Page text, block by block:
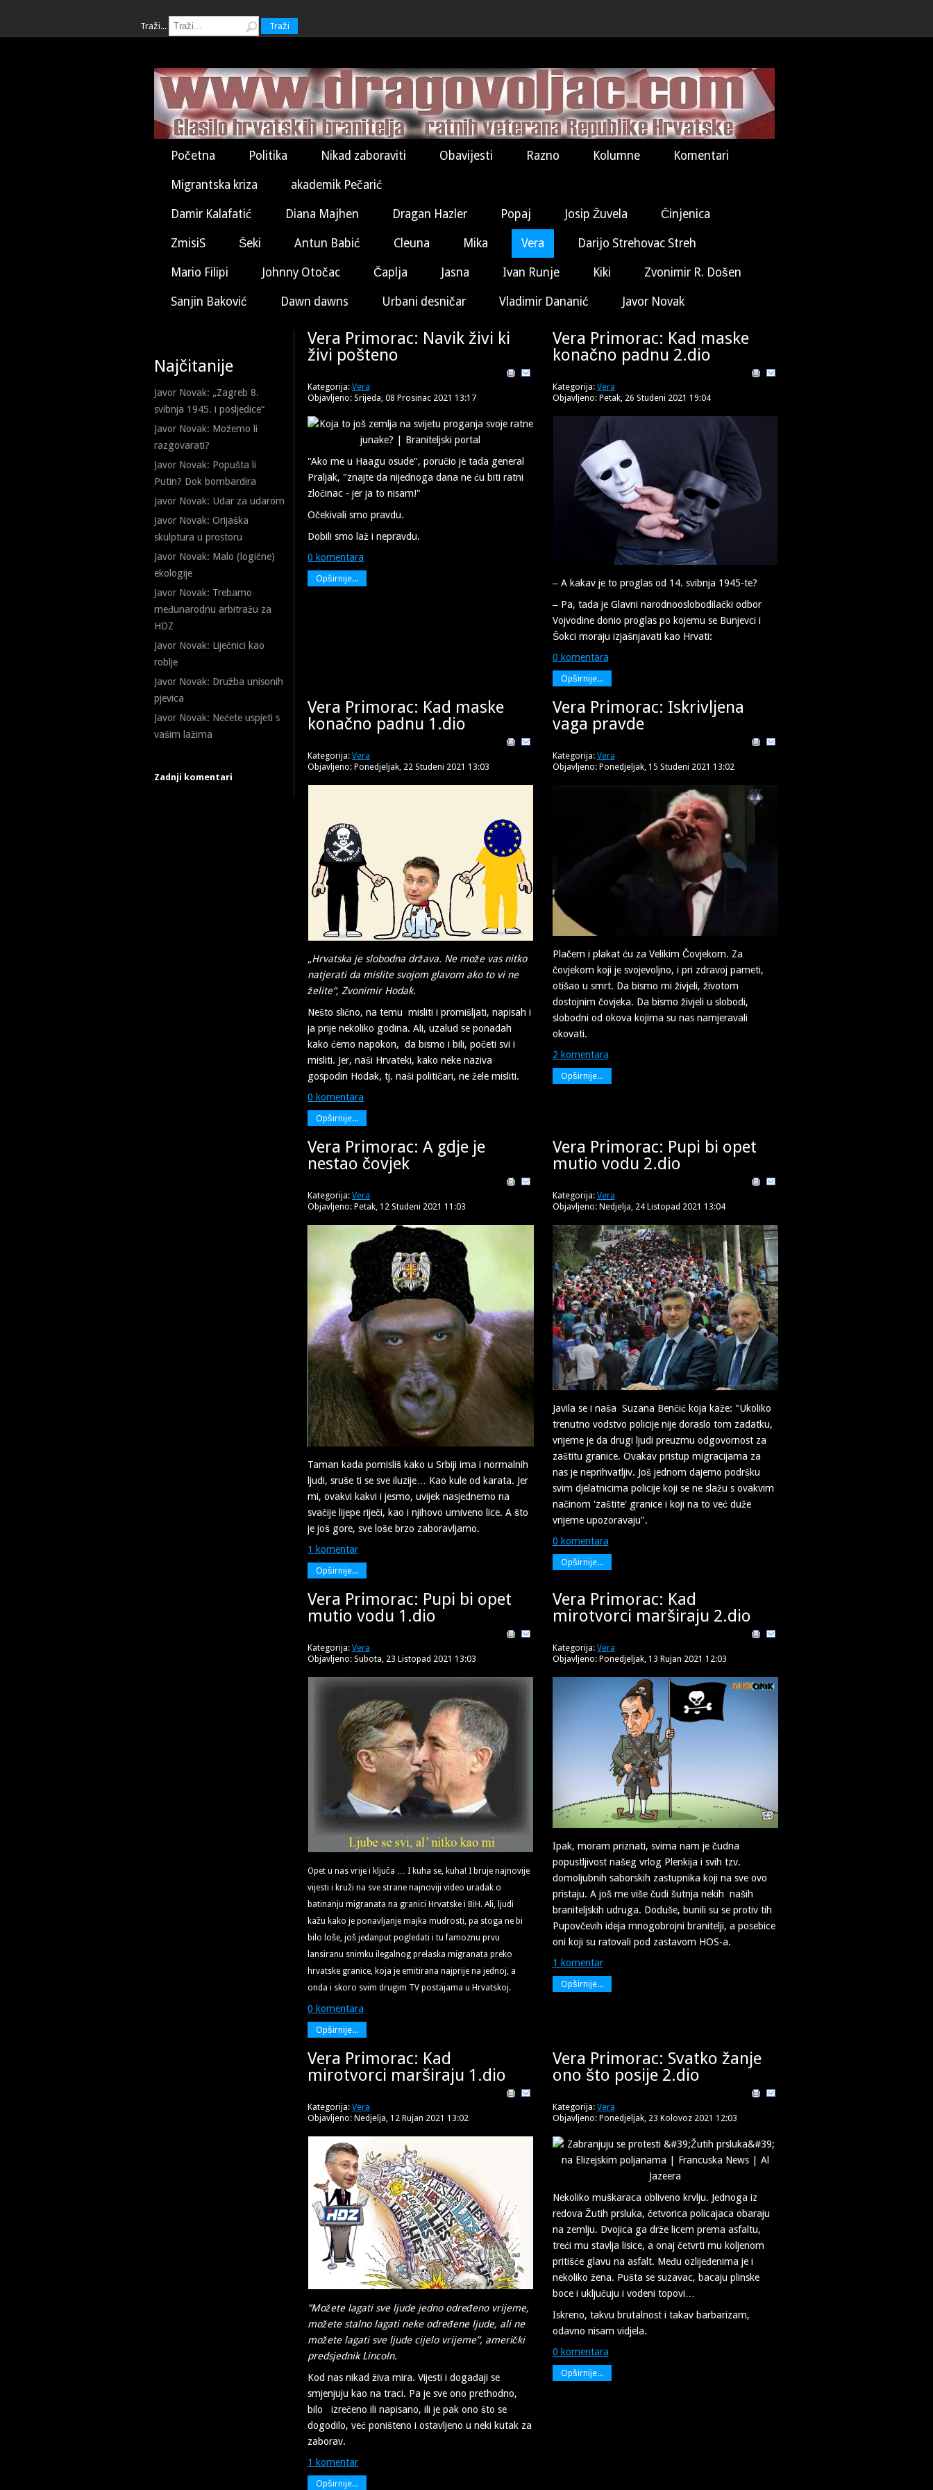
Traži... Traži
Početna Politika Nikad zaboraviti Obavijesti Razno Kolumne Komentari
Migrantska kriza akademik Pečarić
Damir Kalafatić Diana Majhen Dragan Hazler Popaj Josip Žuvela Činjenica
ZmisiS Šeki Antun Babić Cleuna Mika Vera Darijo Strehovac Streh
Mario Filipi Johnny Otočac Čaplja Jasna Ivan Runje Kiki Zvonimir R. Došen
Sanjin Baković Dawn dawns Urbani desničar Vladimir Dananić Javor Novak
Najčitanije
Javor Novak: „Zagreb 8.
svibnja 1945. i posljedice“
Javor Novak: Možemo li
razgovarati?
Javor Novak: Popušta li
Putin? Dok bombardira
Javor Novak: Udar za udarom
Javor Novak: Orijaška
skulptura u prostoru
Javor Novak: Malo (logične)
ekologije
Javor Novak: Trebamo
međunarodnu arbitražu za
HDZ
Javor Novak: Liječnici kao
roblje
Javor Novak: Družba unisonih
pjevica
Javor Novak: Nećete uspjeti s
vašim lažima
Zadnji komentari
Vera Primorac: Navik živi ki
živi pošteno
Kategorija: Vera
Objavljeno: Srijeda, 08 Prosinac 2021 13:17
"Ako me u Haagu osude", poručio je tada general
Praljak, "znajte da nijednoga dana ne ću biti ratni
zločinac - jer ja to nisam!"
Očekivali smo pravdu.
Dobili smo laž i nepravdu.
0 komentara
Opširnije...
Vera Primorac: Kad maske
konačno padnu 2.dio
Kategorija: Vera
Objavljeno: Petak, 26 Studeni 2021 19:04
‒ A kakav je to proglas od 14. svibnja 1945-te?
‒ Pa, tada je Glavni narodnooslobodilački odbor
Vojvodine donio proglas po kojemu se Bunjevci i
Šokci moraju izjašnjavati kao Hrvati:
0 komentara
Opširnije...
Vera Primorac: Kad maske
konačno padnu 1.dio
Kategorija: Vera
Objavljeno: Ponedjeljak, 22 Studeni 2021 13:03
„Hrvatska je slobodna država. Ne može vas nitko
natjerati da mislite svojom glavom ako to vi ne
želite“, Zvonimir Hodak.
Nešto slično, na temu misliti i promišljati, napisah i
ja prije nekoliko godina. Ali, uzalud se ponadah
kako ćemo napokon, da bismo i bili, početi svi i
misliti. Jer, naši Hrvateki, kako neke naziva
gospodin Hodak, tj. naši političari, ne žele misliti.
0 komentara
Opširnije...
Vera Primorac: Iskrivljena
vaga pravde
Kategorija: Vera
Objavljeno: Ponedjeljak, 15 Studeni 2021 13:02
Plačem i plakat ću za Velikim Čovjekom. Za
čovjekom koji je svojevoljno, i pri zdravoj pameti,
otišao u smrt. Da bismo mi živjeli, životom
dostojnim čovjeka. Da bismo živjeli u slobodi,
slobodni od okova kojima su nas namjeravali
okovati.
2 komentara
Opširnije...
Vera Primorac: A gdje je
nestao čovjek
Kategorija: Vera
Objavljeno: Petak, 12 Studeni 2021 11:03
Taman kada pomisliš kako u Srbiji ima i normalnih
ljudi, sruše ti se sve iluzije… Kao kule od karata. Jer
mi, ovakvi kakvi i jesmo, uvijek nasjednemo na
svačije lijepe riječi, kao i njihovo umiveno lice. A što
je još gore, sve loše brzo zaboravljamo.
1 komentar
Opširnije...
Vera Primorac: Pupi bi opet
mutio vodu 2.dio
Kategorija: Vera
Objavljeno: Nedjelja, 24 Listopad 2021 13:04
Javila se i naša Suzana Benčić koja kaže: "Ukoliko
trenutno vodstvo policije nije doraslo tom zadatku,
vrijeme je da drugi ljudi preuzmu odgovornost za
zaštitu granice. Ovakav pristup migracijama za
nas je neprihvatljiv. Još jednom dajemo podršku
svim djelatnicima policije koji se ne slažu s ovakvim
načinom 'zaštite' granice i koji na to već duže
vrijeme upozoravaju".
0 komentara
Opširnije...
Vera Primorac: Pupi bi opet
mutio vodu 1.dio
Kategorija: Vera
Objavljeno: Subota, 23 Listopad 2021 13:03
Opet u nas vrije i ključa … I kuha se, kuha! I bruje najnovije
vijesti i kruži na sve strane najnoviji video uradak o
batinanju migranata na granici Hrvatske i BiH. Ali, ljudi
kažu kako je ponavljanje majka mudrosti, pa stoga ne bi
bilo loše, još jedanput pogledati i tu famoznu prvu
lansiranu snimku ilegalnog prelaska migranata preko
hrvatske granice, koja je emitirana najprije na jednoj, a
onda i skoro svim drugim TV postajama u Hrvatskoj.
0 komentara
Opširnije...
Vera Primorac: Kad
mirotvorci marširaju 2.dio
Kategorija: Vera
Objavljeno: Ponedjeljak, 13 Rujan 2021 12:03
Ipak, moram priznati, svima nam je čudna
popustljivost našeg vrlog Plenkija i svih tzv.
domoljubnih saborskih zastupnika koji na sve ovo
pristaju. A još me više čudi šutnja nekih naših
braniteljskih udruga. Doduše, bunili su se protiv tih
Pupovčevih ideja mnogobrojni branitelji, a posebice
oni koji su ratovali pod zastavom HOS-a.
1 komentar
Opširnije...
Vera Primorac: Kad
mirotvorci marširaju 1.dio
Kategorija: Vera
Objavljeno: Nedjelja, 12 Rujan 2021 13:02
”Možete lagati sve ljude jedno određeno vrijeme,
možete stalno lagati neke određene ljude, ali ne
možete lagati sve ljude cijelo vrijeme”, američki
predsjednik Lincoln.
Kod nas nikad živa mira. Vijesti i događaji se
smjenjuju kao na traci. Pa je sve ono prethodno,
bilo izrečeno ili napisano, ili je pak ono što se
dogodilo, već poništeno i ostavljeno u neki kutak za
zaborav.
1 komentar
Opširnije...
Vera Primorac: Svatko žanje
ono što posije 2.dio
Kategorija: Vera
Objavljeno: Ponedjeljak, 23 Kolovoz 2021 12:03
Nekoliko muškaraca obliveno krvlju. Jednoga iz
redova Žutih prsluka, četvorica policajaca obaraju
na zemlju. Dvojica ga drže licem prema asfaltu,
treći mu stavlja lisice, a onaj četvrti mu koljenom
pritišće glavu na asfalt. Među ozlijeđenima je i
nekoliko žena. Pušta se suzavac, bacaju plinske
boce i uključuju i vodeni topovi…
Iskreno, takvu brutalnost i takav barbarizam,
odavno nisam vidjela.
0 komentara
Opširnije...